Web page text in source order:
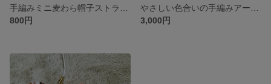
800円
3,000円